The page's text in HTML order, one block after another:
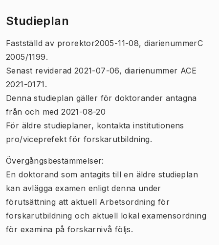
Studieplan
Fastställd av prorektor2005-11-08, diarienummerC
2005/1199.
Senast reviderad 2021-07-06, diarienummer ACE
2021-0171.
Denna studieplan gäller för doktorander antagna
från och med 2021-08-20
För äldre studieplaner, kontakta institutionens
pro/viceprefekt för forskarutbildning.
Övergångsbestämmelser:
En doktorand som antagits till en äldre studieplan
kan avlägga examen enligt denna under
förutsättning att aktuell Arbetsordning för
forskarutbildning och aktuell lokal examensordning
för examina på forskarnivå följs.